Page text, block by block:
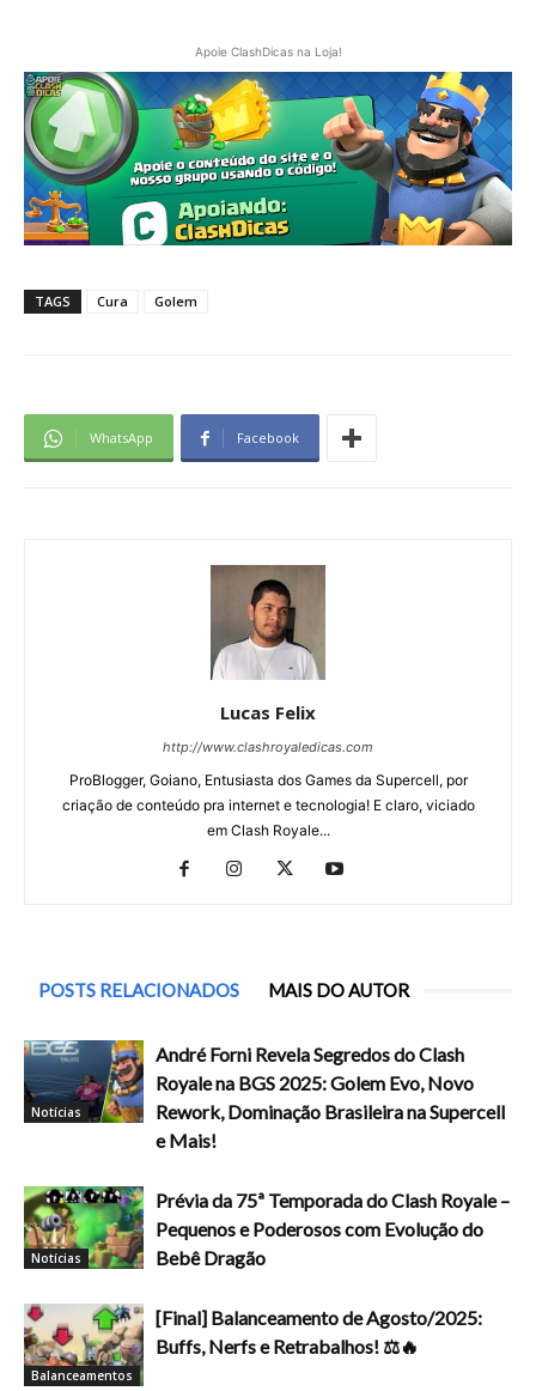
Apoie ClashDicas na Loja!
TAGS Cura Golem
WhatsApp Facebook
Lucas Felix
http://www.clashroyaledicas.com
ProBlogger, Goiano, Entusiasta dos Games da Supercell, por
criação de conteúdo pra internet e tecnologia! E claro, viciado
em Clash Royale...
POSTS RELACIONADOS MAIS DO AUTOR
Notícias
André Forni Revela Segredos do Clash
Royale na BGS 2025: Golem Evo, Novo
Rework, Dominação Brasileira na Supercell
e Mais!
Notícias
Prévia da 75ª Temporada do Clash Royale –
Pequenos e Poderosos com Evolução do
Bebê Dragão
Balanceamentos
[Final] Balanceamento de Agosto/2025:
Buffs, Nerfs e Retrabalhos! ⚖️🔥